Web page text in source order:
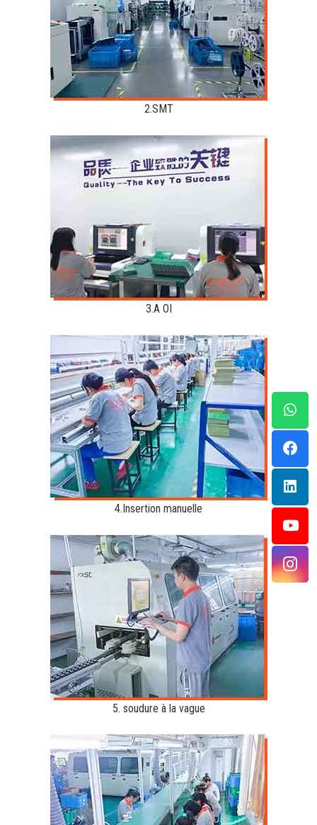
2.SMT
3.A OI
4.Insertion manuelle
5. soudure à la vague